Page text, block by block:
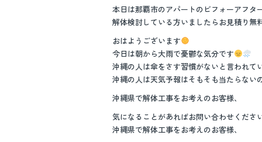
本日は那覇市のアパートのビフォーアフタ
解体検討している方いましたらお見積り無
おはようございます
今日は朝から大雨で憂鬱な気分です
沖縄の人は傘をさす習慣がないと言われて
沖縄の人は天気予報はそもそも当たらない
沖縄県で解体工事をお考えのお客様、
気になることがあればお問い合わせくださ
沖縄県で解体工事をお考えのお客様、